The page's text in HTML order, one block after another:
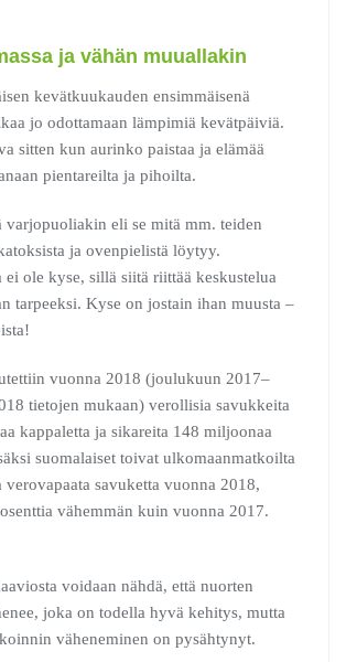
ja vähän muuallakin
kevätkuukauden ensimmäisenä
jo odottamaan lämpimiä kevätpäiviä.
sitten kun aurinko paistaa ja elämää
pientareilta ja pihoilta.
varjopuoliakin eli se mitä mm. teiden
ja ovenpielistä löytyy.
ei ole kyse, sillä siitä riittää keskustelua
tarpeeksi. Kyse on jostain ihan muusta –
vuonna 2018 (joulukuun 2017–
tietojen mukaan) verollisia savukkeita
kappaletta ja sikareita 148 miljoonaa
suomalaiset toivat ulkomaanmatkoilta
savuketta vuonna 2018,
vähemmän kuin vuonna 2017.
voidaan nähdä, että nuorten
joka on todella hyvä kehitys, mutta
väheneminen on pysähtynyt.